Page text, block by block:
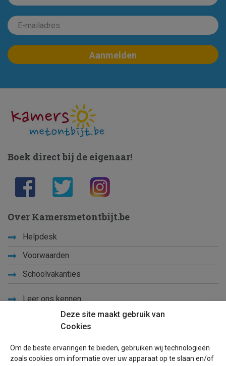
Deze site maakt gebruik van
Cookies
Om de beste ervaringen te bieden, gebruiken wij technologieën
zoals cookies om informatie over uw apparaat op te slaan en/of
Boek direct bij de eigenaar!
Over Kamersmetontbijt.be
Helpdesk
Voorwaarden
Schoolvakanties
Leer ons kennen
Sitemap